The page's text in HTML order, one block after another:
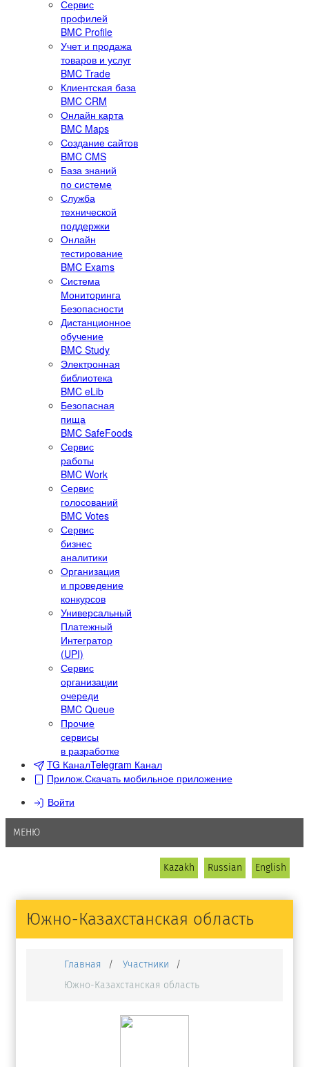
Сервис
профилей
BMC Profile
Учет и продажа
товаров и услуг
BMC Trade
Клиентская база
BMC CRM
Онлайн карта
BMC Maps
Создание сайтов
BMC CMS
База знаний
по системе
Служба
технической
поддержки
Онлайн
тестирование
BMC Exams
Система
Мониторинга
Безопасности
Дистанционное
обучение
BMC Study
Электронная
библиотека
BMC eLib
Безопасная
пища
BMC SafeFoods
Сервис
работы
BMC Work
Сервис
голосований
BMC Votes
Сервис
бизнес
аналитики
Организация
и проведение
конкурсов
Универсальный
Платежный
Интегратор
(UPI)
Сервис
организации
очереди
BMC Queue
Прочие
сервисы
в разработке
TG КаналTelegram Канал
Прилож.Скачать мобильное приложение
Войти
МЕНЮ
Kazakh Russian English
Южно-Казахстанская область
Главная
Участники
Южно-Казахстанская область